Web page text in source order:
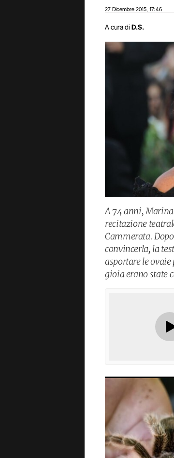
27 Dicembre 2015 17:46
A cura di D.S.
A 74 anni,
recitazione
Cammerata.
convincerla, la
asportare le ovaie
gioia erano state